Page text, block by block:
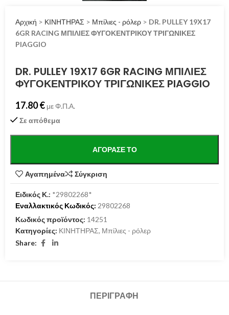
Αρχική > ΚΙΝΗΤΗΡΑΣ > Μπίλιες - ρόλερ > DR. PULLEY 19X17
6GR RACING ΜΠΙΛΙΕΣ ΦΥΓΟΚΕΝΤΡΙΚΟΥ ΤΡΙΓΩΝΙΚΕΣ
PIAGGIO
DR. PULLEY 19X17 6GR RACING ΜΠΙΛΙΕΣ
ΦΥΓΟΚΕΝΤΡΙΚΟΥ ΤΡΙΓΩΝΙΚΕΣ PIAGGIO
17.80€ με Φ.Π.Α.
Σε απόθεμα
ΑΓΌΡΑΣΕ ΤΟ
Αγαπημένα Σύγκριση
Ειδικός Κ.: *29802268*
Εναλλακτικός Κωδικός: 29802268
Κωδικός προϊόντος: 14251
Κατηγορίες: ΚΙΝΗΤΗΡΑΣ, Μπίλιες - ρόλερ
Share:
ΠΕΡΙΓΡΑΦΉ